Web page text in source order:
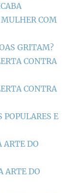
MULHER COM
GRITAM?
CONTRA
CONTRA
POPULARES E
DO
ARTE DO